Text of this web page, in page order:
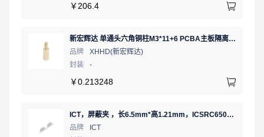
￥ 206.4
新宏辉达 单通头六角铜柱M3*11+6 PCBA主板隔离螺柱
品牌
XHHD(新宏辉达)
封装
-
￥0.213248
ICT，屏蔽夹 ，长6.5mm*高1.21mm，ICSRC6508SFR
品牌
ICT